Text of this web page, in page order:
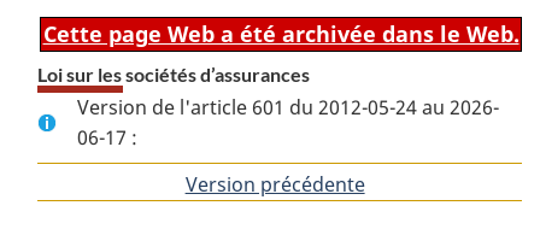
Cette page Web a été archivée dans le Web.
Loi sur les sociétés d’assurances
Version de l'article 601 du 2012-05-24 au 2026-
06-17 :
Version précédentede